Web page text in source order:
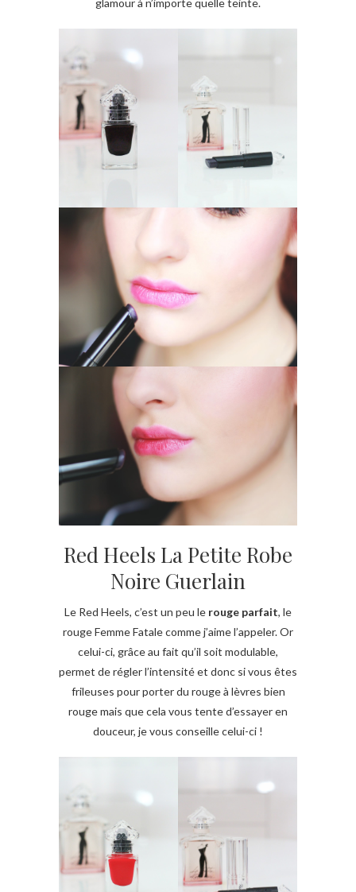
glamour à n’importe quelle teinte.
Red Heels La Petite Robe
Noire Guerlain
Le Red Heels, c’est un peu le rouge parfait, le
rouge Femme Fatale comme j’aime l’appeler. Or
celui-ci, grâce au fait qu’il soit modulable,
permet de régler l’intensité et donc si vous êtes
frileuses pour porter du rouge à lèvres bien
rouge mais que cela vous tente d’essayer en
douceur, je vous conseille celui-ci !